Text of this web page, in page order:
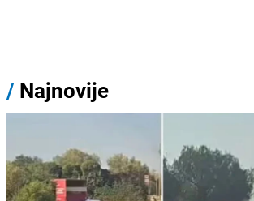
/ Najnovije